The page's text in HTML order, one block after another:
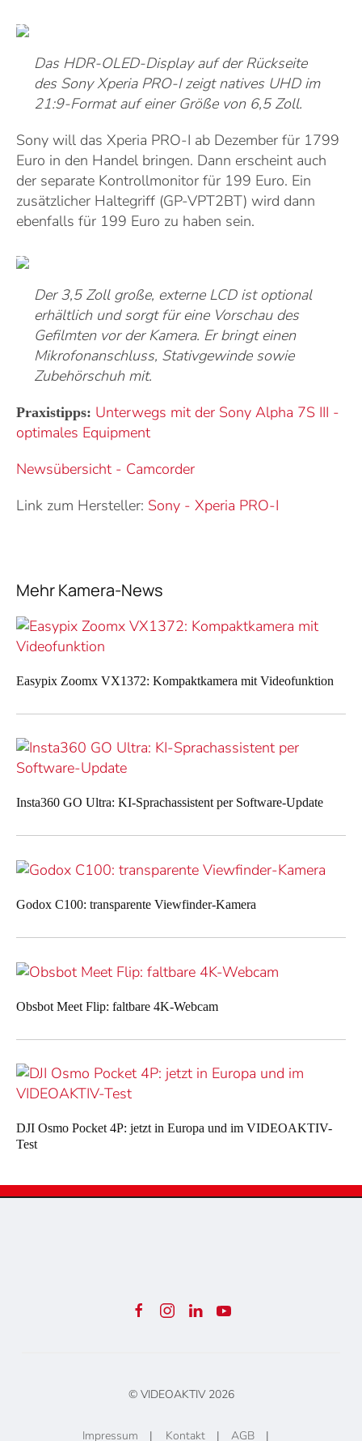
Das HDR-OLED-Display auf der Rückseite
des Sony Xperia PRO-I zeigt natives UHD im
21:9-Format auf einer Größe von 6,5 Zoll.
Sony will das Xperia PRO-I ab Dezember für 1799
Euro in den Handel bringen. Dann erscheint auch
der separate Kontrollmonitor für 199 Euro. Ein
zusätzlicher Haltegriff (GP-VPT2BT) wird dann
ebenfalls für 199 Euro zu haben sein.
Der 3,5 Zoll große, externe LCD ist optional
erhältlich und sorgt für eine Vorschau des
Gefilmten vor der Kamera. Er bringt einen
Mikrofonanschluss, Stativgewinde sowie
Zubehörschuh mit.
Praxistipps: Unterwegs mit der Sony Alpha 7S III -
optimales Equipment
Newsübersicht - Camcorder
Link zum Hersteller: Sony - Xperia PRO-I
Mehr Kamera-News
Easypix Zoomx VX1372: Kompaktkamera mit Videofunktion
Insta360 GO Ultra: KI-Sprachassistent per Software-Update
Godox C100: transparente Viewfinder-Kamera
Obsbot Meet Flip: faltbare 4K-Webcam
DJI Osmo Pocket 4P: jetzt in Europa und im VIDEOAKTIV-
Test
© VIDEOAKTIV 2026
Impressum | Kontakt| AGB|